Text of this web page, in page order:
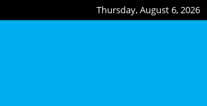
Thursday, August 6, 2026